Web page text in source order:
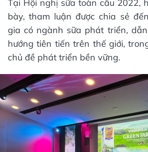
Tại Hội nghị sữa toàn cầu 2022,
bày, tham luận được chia sẻ
gia có ngành sữa phát triển,
hướng tiên tiến trên thế giới,
chủ đề phát triển bền vững.